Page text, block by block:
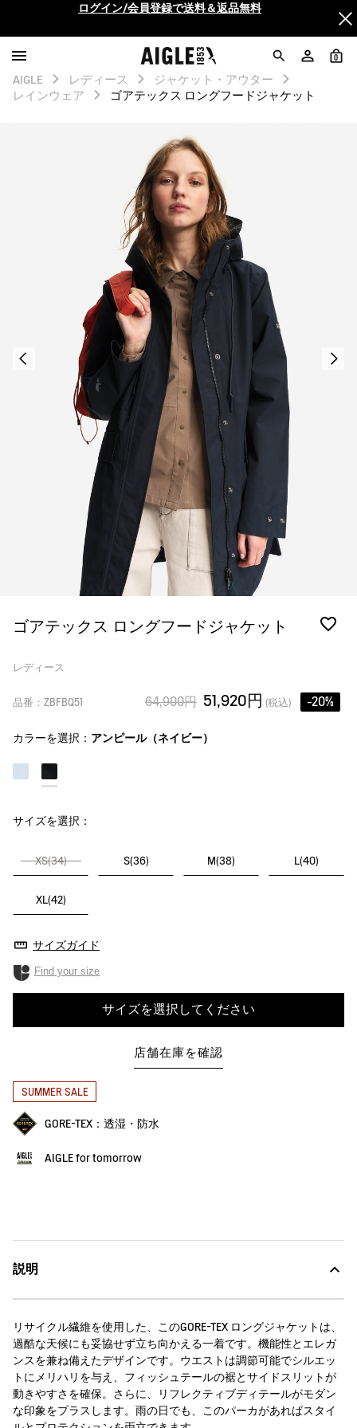
【最大50%OFF】FINAL SALEがスタート！
ログイン/会員登録で送料＆返品無料
0
AIGLE レディース
ジャケット・アウター
レインウェア
ゴアテックス ロングフードジャケット
ゴアテックス ロングフードジャケット
レディース
品番：ZBFBQ51 64,900円 51,920円 (税込) -20%
カラーを選択： アンピール（ネイビー）
サイズを選択：
XS(34) S(36) M(38) L(40)
XL(42)
サイズガイド
Find your size
サイズを選択してください
店舗在庫を確認
SUMMER SALE
GORE-TEX：透湿・防水
AIGLE for tomorrow
説明
リサイクル繊維を使用した、このGORE-TEX ロングジャケットは、
過酷な天候にも妥協せず立ち向かえる一着です。機能性とエレガ
ンスを兼ね備えたデザインです。ウエストは調節可能でシルエッ
トにメリハリを与え、フィッシュテールの裾とサイドスリットが
動きやすさを確保。さらに、リフレクティブディテールがモダン
な印象をプラスします。雨の日でも、このパーカがあればスタイ